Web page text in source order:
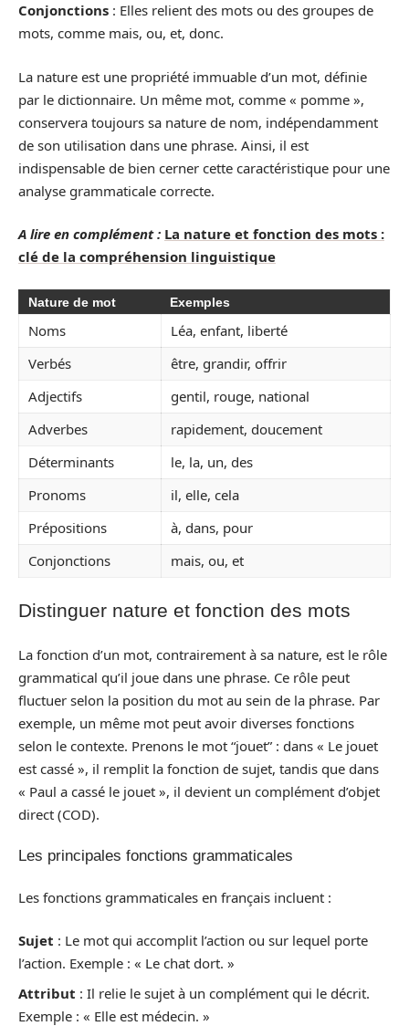
Conjonctions : Elles relient des mots ou des groupes de
mots, comme mais, ou, et, donc.
La nature est une propriété immuable d’un mot, définie
par le dictionnaire. Un même mot, comme « pomme »,
conservera toujours sa nature de nom, indépendamment
de son utilisation dans une phrase. Ainsi, il est
indispensable de bien cerner cette caractéristique pour une
analyse grammaticale correcte.
A lire en complément : La nature et fonction des mots :
clé de la compréhension linguistique
Nature de mot Exemples
Noms
Léa, enfant, liberté
Verbés
être, grandir, offrir
Adjectifs
gentil, rouge, national
Adverbes
rapidement, doucement
Déterminants
le, la, un, des
Pronoms
il, elle, cela
Prépositions
à, dans, pour
Conjonctions
mais, ou, et
Distinguer nature et fonction des mots
La fonction d’un mot, contrairement à sa nature, est le rôle
grammatical qu’il joue dans une phrase. Ce rôle peut
fluctuer selon la position du mot au sein de la phrase. Par
exemple, un même mot peut avoir diverses fonctions
selon le contexte. Prenons le mot “jouet” : dans « Le jouet
est cassé », il remplit la fonction de sujet, tandis que dans
« Paul a cassé le jouet », il devient un complément d’objet
direct (COD).
Les principales fonctions grammaticales
Les fonctions grammaticales en français incluent :
Sujet : Le mot qui accomplit l’action ou sur lequel porte
l’action. Exemple : « Le chat dort. »
Attribut : Il relie le sujet à un complément qui le décrit.
Exemple : « Elle est médecin. »